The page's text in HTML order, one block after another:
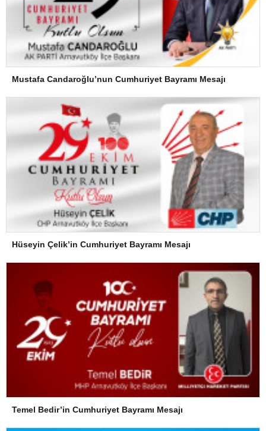
Mustafa Candaroğlu’nun Cumhuriyet Bayramı Mesajı
Hüseyin Çelik’in Cumhuriyet Bayramı Mesajı
Temel Bedir’in Cumhuriyet Bayramı Mesajı